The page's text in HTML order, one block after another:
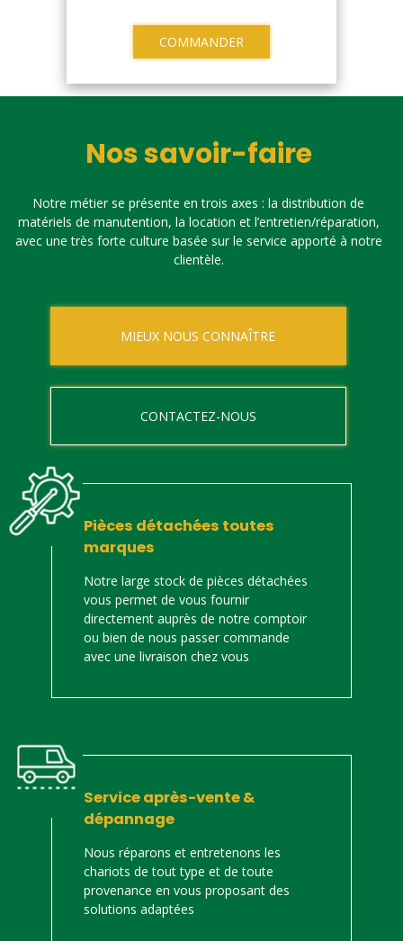
COMMANDER
Nos savoir-faire
Notre métier se présente en trois axes : la distribution de
matériels de manutention, la location et l’entretien/réparation,
avec une très forte culture basée sur le service apporté à notre
clientèle.
MIEUX NOUS CONNAÎTRE
CONTACTEZ-NOUS
Pièces détachées toutes
marques
Notre large stock de pièces détachées
vous permet de vous fournir
directement auprès de notre comptoir
ou bien de nous passer commande
avec une livraison chez vous
Service après-vente &
dépannage
Nous réparons et entretenons les
chariots de tout type et de toute
provenance en vous proposant des
solutions adaptées